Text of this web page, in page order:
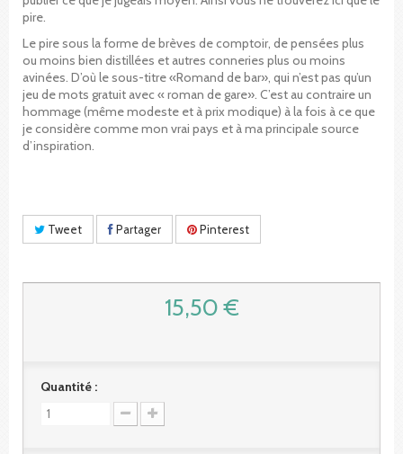
pire.
Le pire sous la forme de brèves de comptoir, de pensées plus
ou moins bien distillées et autres conneries plus ou moins
avinées. D’où le sous-titre «Romand de bar», qui n’est pas qu’un
jeu de mots gratuit avec « roman de gare». C’est au contraire un
hommage (même modeste et à prix modique) à la fois à ce que
je considère comme mon vrai pays et à ma principale source
d’inspiration.
Tweet Partager Pinterest
15,50 €
Quantité :